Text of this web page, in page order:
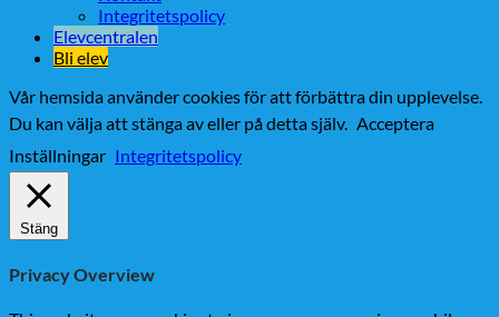
Integritetspolicy
Elevcentralen
Bli elev
Vår hemsida använder cookies för att förbättra din upplevelse.
Du kan välja att stänga av eller på detta själv. Acceptera
Inställningar Integritetspolicy
Stäng
Privacy Overview